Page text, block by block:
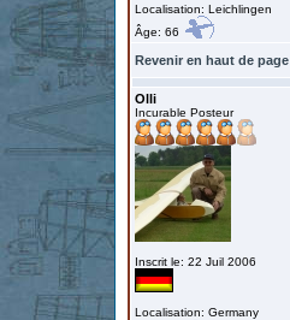
Localisation: Leichlingen
Âge: 66
Revenir en haut de page
Olli
Incurable Posteur
Inscrit le: 22 Juil 2006
Localisation: Germany